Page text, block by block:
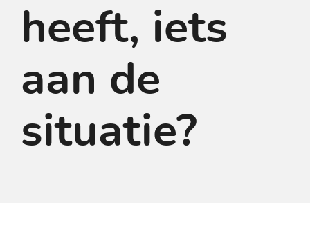
heeft, iets
aan de
situatie?